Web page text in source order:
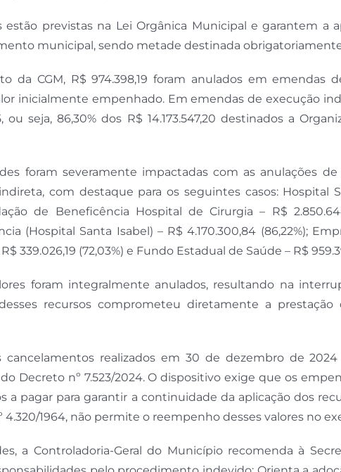
estão previstas na Lei Orgânica Municipal e garantem a
municipal, sendo metade destinada
da CGM, R$ 974.398,19 foram anulados em emendas
inicialmente empenhado. Em emendas de execução
ou seja, 86,30% dos R$ 14.173.547,20 destinados a
foram severamente impactadas com as anulações
com destaque para os seguintes casos: Hospital
de Beneficência Hospital de Cirurgia – R$
(Hospital Santa Isabel) – R$ 4.170.300,84 (86,22%);
339.026,19 (72,03%) e Fundo Estadual de Saúde – R$
foram integralmente anulados, resultando na
recursos comprometeu diretamente a
cancelamentos realizados em 30 de dezembro de
Decreto nº 7.523/2024. O dispositivo exige que os
a pagar para garantir a continuidade da aplicação dos
4.320/1964, não permite o reempenho desses valores no
a Controladoria-Geral do Município recomenda à